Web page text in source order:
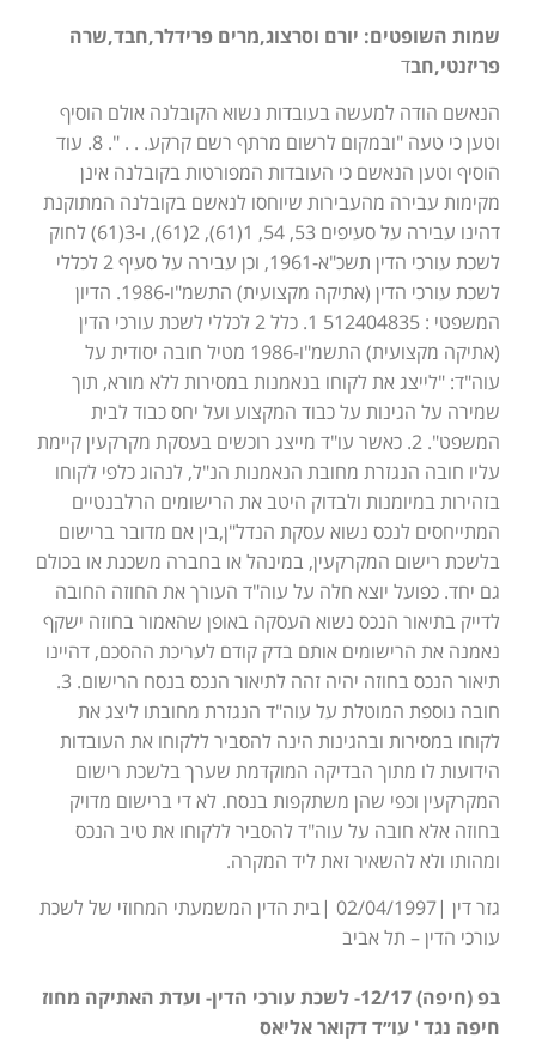
שמות השופטים: יורם וסרצוג,מרים פרידלר,חבד,שרה
פריזנטי,חבד
הנאשם הודה למעשה בעובדות נשוא הקובלנה אולם הוסיף
וטען כי טעה "ובמקום לרשום מרתף רשם קרקע. . . ". 8. עוד
הוסיף וטען הנאשם כי העובדות המפורטות בקובלנה אינן
מקימות עבירה מהעבירות שיוחסו לנאשם בקובלנה המתוקנת
דהינו עבירה על סעיפים 53, 54, 1(61), 2(61), ו-3(61) לחוק
לשכת עורכי הדין תשכ"א-1961, וכן עבירה על סעיף 2 לכללי
לשכת עורכי הדין (אתיקה מקצועית) התשמ"ו-1986. הדיון
המשפטי : 512404835 1. כלל 2 לכללי לשכת עורכי הדין
(אתיקה מקצועית) התשמ"ו-1986 מטיל חובה יסודית על
עוה"ד: "לייצג את לקוחו בנאמנות במסירות ללא מורא, תוך
שמירה על הגינות על כבוד המקצוע ועל יחס כבוד לבית
המשפט". 2. כאשר עו"ד מייצג רוכשים בעסקת מקרקעין קיימת
עליו חובה הנגזרת מחובת הנאמנות הנ"ל, לנהוג כלפי לקוחו
בזהירות במיומנות ולבדוק היטב את הרישומים הרלבנטיים
המתייחסים לנכס נשוא עסקת הנדל"ן,בין אם מדובר ברישום
בלשכת רישום המקרקעין, במינהל או בחברה משכנת או בכולם
גם יחד. כפועל יוצא חלה על עוה"ד העורך את החוזה החובה
לדייק בתיאור הנכס נשוא העסקה באופן שהאמור בחוזה ישקף
נאמנה את הרישומים אותם בדק קודם לעריכת ההסכם, דהיינו
תיאור הנכס בחוזה יהיה זהה לתיאור הנכס בנסח הרישום. 3.
חובה נוספת המוטלת על עוה"ד הנגזרת מחובתו ליצג את
לקוחו במסירות ובהגינות הינה להסביר ללקוחו את העובדות
הידועות לו מתוך הבדיקה המוקדמת שערך בלשכת רישום
המקרקעין וכפי שהן משתקפות בנסח. לא די ברישום מדויק
בחוזה אלא חובה על עוה"ד להסביר ללקוחו את טיב הנכס
ומהותו ולא להשאיר זאת ליד המקרה.
גזר דין |02/04/1997 |בית הדין המשמעתי המחוזי של לשכת
עורכי הדין – תל אביב
בפ (חיפה) 12/17- לשכת עורכי הדין- ועדת האתיקה מחוז
חיפה נגד ' עו״ד דקואר אליאס